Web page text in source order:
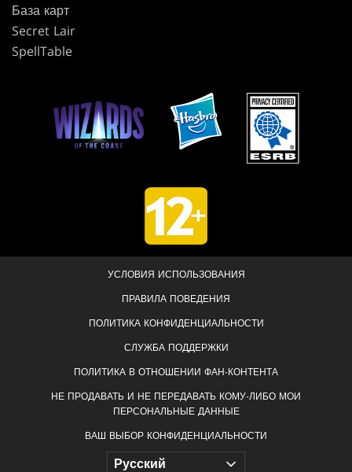
База карт
Secret Lair
SpellTable
УСЛОВИЯ ИСПОЛЬЗОВАНИЯ
ПРАВИЛА ПОВЕДЕНИЯ
ПОЛИТИКА КОНФИДЕНЦИАЛЬНОСТИ
СЛУЖБА ПОДДЕРЖКИ
ПОЛИТИКА В ОТНОШЕНИИ ФАН-КОНТЕНТА
НЕ ПРОДАВАТЬ И НЕ ПЕРЕДАВАТЬ КОМУ-ЛИБО МОИ
ПЕРСОНАЛЬНЫЕ ДАННЫЕ
ВАШ ВЫБОР КОНФИДЕНЦИАЛЬНОСТИ